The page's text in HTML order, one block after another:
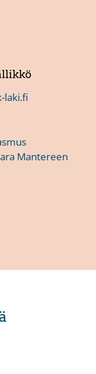
laki.fi
Mantereen